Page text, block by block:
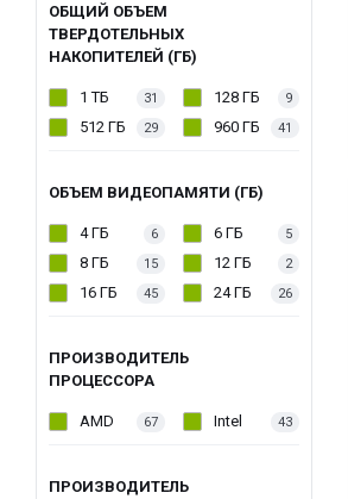
ОБЩИЙ ОБЪЕМ
ТВЕРДОТЕЛЬНЫХ
НАКОПИТЕЛЕЙ (ГБ)
1 ТБ 31 128 ГБ 9
512 ГБ 29 960 ГБ 41
ОБЪЕМ ВИДЕОПАМЯТИ (ГБ)
4 ГБ 6 6 ГБ 5
8 ГБ 15 12 ГБ 2
16 ГБ 45 24 ГБ 26
ПРОИЗВОДИТЕЛЬ
ПРОЦЕССОРА
AMD 67 Intel 43
ПРОИЗВОДИТЕЛЬ